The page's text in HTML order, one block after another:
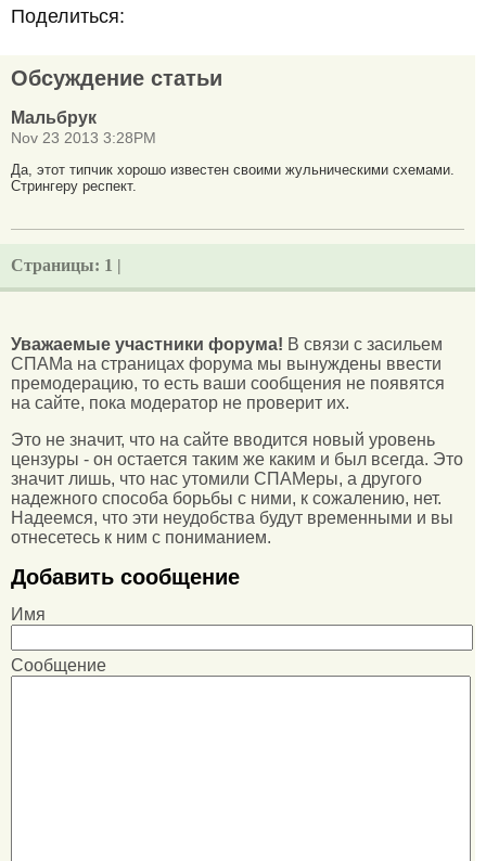
Поделиться:
Обсуждение статьи
Мальбрук
Nov 23 2013 3:28PM
Да, этот типчик хорошо известен своими жульническими схемами.
Стрингеру респект.
Страницы: 1 |
Уважаемые участники форума! В связи с засильем
СПАМа на страницах форума мы вынуждены ввести
премодерацию, то есть ваши сообщения не появятся
на сайте, пока модератор не проверит их.
Это не значит, что на сайте вводится новый уровень
цензуры - он остается таким же каким и был всегда. Это
значит лишь, что нас утомили СПАМеры, а другого
надежного способа борьбы с ними, к сожалению, нет.
Надеемся, что эти неудобства будут временными и вы
отнесетесь к ним с пониманием.
Добавить сообщение
Имя
Сообщение